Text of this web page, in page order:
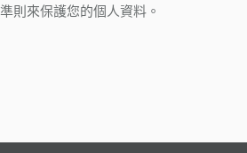
則來保護您的個人資料。